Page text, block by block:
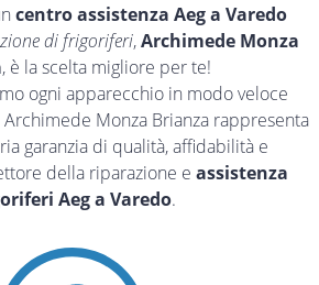
centro assistenza Aeg a Varedo
di frigoriferi,Archimede Monza
, è la scelta migliore per te!
ogni apparecchio in modo veloce
Monza Brianza rappresenta
garanzia di qualità, affidabilità e
della riparazione e assistenza
Aeg a Varedo.